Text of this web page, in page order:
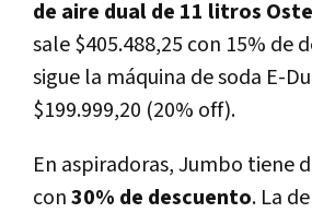
de aire dual de 11 litros
sale $405.488,25 con 15% de
sigue la máquina de soda E-
$199.999,20 (20% off).
En aspiradoras, Jumbo tiene
con30% de descuento. La